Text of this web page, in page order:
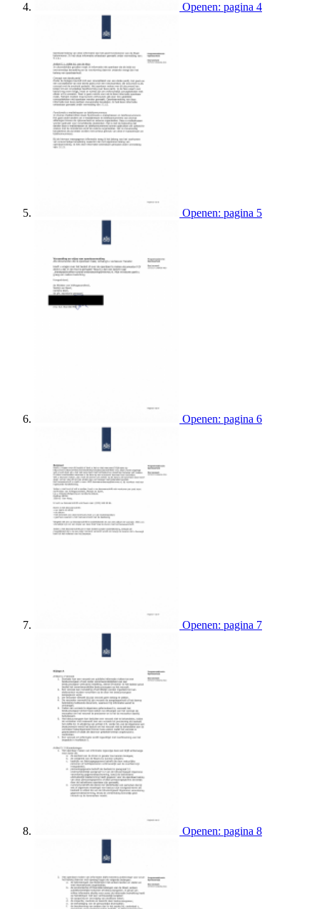
Openen: pagina 4
Openen: pagina 5
Openen: pagina 6
Openen: pagina 7
Openen: pagina 8